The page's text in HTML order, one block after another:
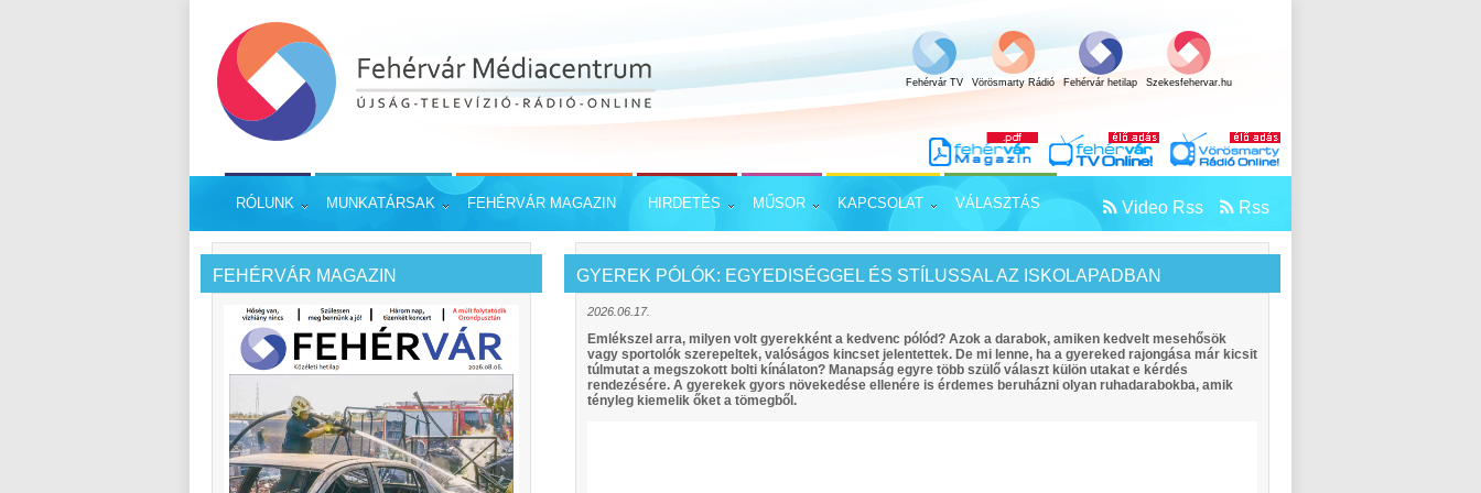
Fehérvár TV Vörösmarty Rádió Fehérvár hetilap Szekesfehervar.hu
RÓLUNK MUNKATÁRSAK FEHÉRVÁR MAGAZIN HIRDETÉS MŰSOR KAPCSOLAT VÁLASZTÁS Rss
Video Rss
GYEREK PÓLÓK: EGYEDISÉGGEL ÉS STÍLUSSAL AZ ISKOLAPADBAN
2026.06.17.
Emlékszel arra, milyen volt gyerekként a kedvenc pólód? Azok a darabok, amiken kedvelt mesehősök
vagy sportolók szerepeltek, valóságos kincset jelentettek. De mi lenne, ha a gyereked rajongása már kicsit
túlmutat a megszokott bolti kínálaton? Manapság egyre több szülő választ külön utakat e kérdés
rendezésére. A gyerekek gyors növekedése ellenére is érdemes beruházni olyan ruhadarabokba, amik
tényleg kiemelik őket a tömegből.
FEHÉRVÁR MAGAZIN